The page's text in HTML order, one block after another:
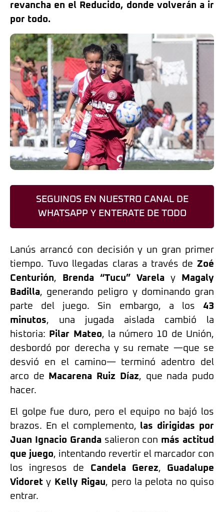
revancha en el Reducido, donde volverán a ir
por todo.
SEGUINOS EN NUESTRO CANAL DE
WHATSAPP Y ENTERATE DE TODO
Lanús arrancó con decisión y un gran primer
tiempo. Tuvo llegadas claras a través de Zoé
Centurión, Brenda “Tucu” Varela y
Magaly
Badilla, generando peligro y dominando gran
parte del juego. Sin embargo, a los 43
minutos, una jugada aislada cambió la
historia:
Pilar Mateo, la número 10 de Unión,
desbordó por derecha y su remate —que se
desvió en el camino— terminó adentro del
arco de
Macarena Ruiz Díaz, que nada pudo
hacer.
El golpe fue duro, pero el equipo no bajó los
brazos. En el complemento, las dirigidas por
Juan Ignacio Grandasalieron con más actitud
que juego, intentando revertir el marcador con
los ingresos de Candela Gerez, Guadalupe
Vidoret y Kelly Rigau, pero la pelota no quiso
entrar.